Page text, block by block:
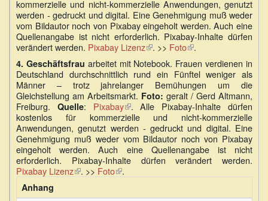
ist
extern)
kommerzielle und nicht-kommerzielle Anwendungen, genutzt
werden - gedruckt und digital. Eine Genehmigung muß weder
vom Bildautor noch von Pixabay eingeholt werden. Auch eine
Quellenangabe ist nicht erforderlich. Pixabay-Inhalte dürfen
verändert werden. Pixabay Lizenz(Link
ist
extern)
. >> Foto(Link
extern)
.
4. Geschäftsfrau arbeitet mit Notebook. Frauen verdienen in
Deutschland durchschnittlich rund ein Fünftel weniger als
Männer – trotz jahrelanger Bemühungen um die
Gleichstellung am Arbeitsmarkt. Foto: geralt / Gerd Altmann,
Freiburg. Quelle: Pixabay(Link
ist
extern)
. Alle Pixabay-Inhalte dürfen
kostenlos für kommerzielle und nicht-kommerzielle
Anwendungen, genutzt werden - gedruckt und digital. Eine
Genehmigung muß weder vom Bildautor noch von Pixabay
eingeholt werden. Auch eine Quellenangabe ist nicht
erforderlich. Pixabay-Inhalte dürfen verändert werden.
Pixabay Lizenz(Link
ist
. >> Foto(Link
ist
.
Anhang